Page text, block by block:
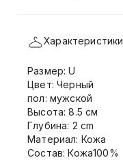
Характеристики
Размер: U
Цвет: Черный
пол: мужской
Высота: 8.5 см
Глубина: 2 cm
Материал: Кожа
Состав: Кожа100%